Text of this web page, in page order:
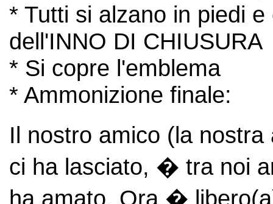
* Tutti si alzano in piedi
dell'INNO DI CHIUSURA
* Si copre l'emblema
* Ammonizione finale:
Il nostro amico (la
ci ha lasciato, � tra noi
ha amato. Ora �